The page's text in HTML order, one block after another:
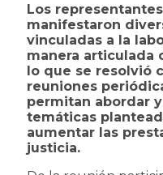
Los
manifestaron
vinculadas a la
manera articulada
lo que se resolvió
reuniones
permitan abordar
temáticas
aumentar las
justicia.